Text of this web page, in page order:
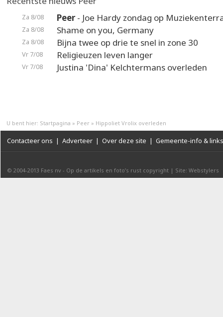
Za 8/08 Peer- Joe Hardy zondag op
Za 8/08 Shame on you, Germany
Za 8/08 Bijna twee op drie te snel in zone 30
Vr 7/08 Religieuzen leven langer
Vr 7/08 Justina 'Dina' Kelchtermans overleden
U bent hier: Startpagina » Peer » Hippoliet Vrolix overleden
Contacteer ons | Adverteer | Over deze site | Gemeente-info & links
© 2004-2013 Faes nv - Op de artikels en foto’s rust copyright | Site: Webstylers